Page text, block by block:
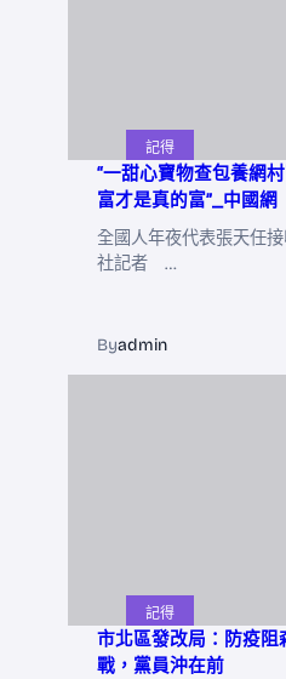
記得
“一甜心寶物查包養網
富才是真的富”_中國網
全國人年夜代表張天任
社記者 …
Byadmin
記得
市北區發改局：防疫阻
戰，黨員沖在前